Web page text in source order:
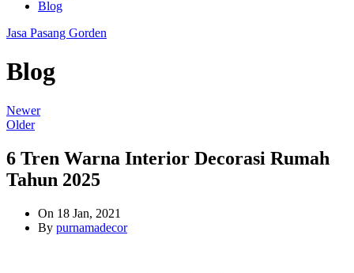
Blog
Jasa Pasang Gorden
Blog
Newer
Older
6 Tren Warna Interior Decorasi Rumah
Tahun 2025
On 18 Jan, 2021
By purnamadecor